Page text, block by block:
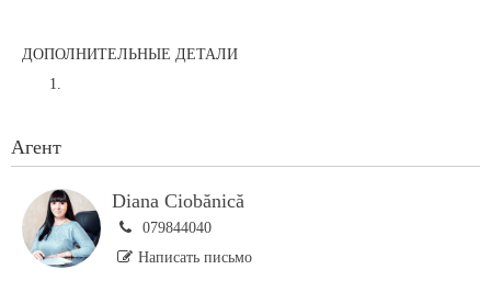
ДОПОЛНИТЕЛЬНЫЕ ДЕТАЛИ
Агент
Diana Ciobănică
079844040
Написать письмо